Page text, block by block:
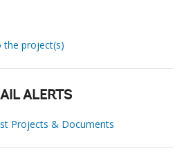
the project(s)
ALERTS
Projects & Documents